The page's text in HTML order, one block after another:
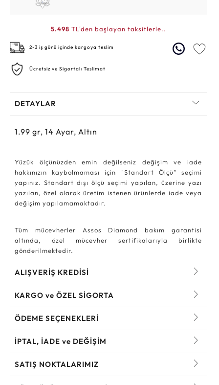
5.498 TL'den başlayan taksitlerle..
2-3 iş günü içinde kargoya teslim
Ücretsiz ve Sigortalı Teslimat
DETAYLAR
1.99 gr, 14 Ayar, Altın
Yüzük ölçünüzden emin değilseniz değişim ve iade
hakkınızın kaybolmaması için "Standart Ölçü" seçimi
yapınız. Standart dışı ölçü seçimi yapılan, üzerine yazı
yazılan, özel olarak üretim istenen ürünlerde iade veya
değişim yapılamamaktadır.
Tüm mücevherler Assos Diamond bakım garantisi
altında, özel mücevher sertifikalarıyla birlikte
gönderilmektedir.
ALIŞVERİŞ KREDİSİ
KARGO ve ÖZEL SİGORTA
ÖDEME SEÇENEKLERİ
İPTAL, İADE ve DEĞİŞİM
SATIŞ NOKTALARIMIZ